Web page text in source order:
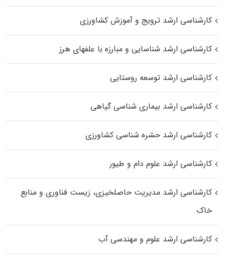
کارشناسی ارشد ترویج و آموزش کشاورزی
کارشناسی ارشد شناسایی و مبارزه با علفهای هرز
کارشناسی ارشد توسعه روستایی
کارشناسی ارشد بیماری‌ شناسی گیاهی
کارشناسی ارشد حشره‌ شناسی کشاورزی
کارشناسی ارشد علوم دام و طیور
کارشناسی ارشد مدیریت حاصلخیزی، زیست فناوری و منابع
خاک
کارشناسی ارشد علوم و مهندسی آب